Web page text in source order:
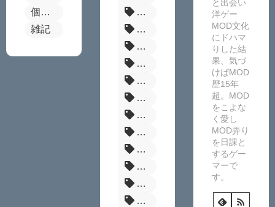
個別MOD紹介
雑記
FF14
MOD
原神MOD
サイレントヒルf
MHW
Enderal
Fallout:London
MHR
バイオRE4
NexusMods
グラブルリリンク
髪型
と出会い
洋ゲー
MOD文化
にドハマ
りした結
果、気づ
けばMOD
歴15年
超。MOD
をこよな
く愛し
MOD弄り
を日課と
するゲー
マーで
す。